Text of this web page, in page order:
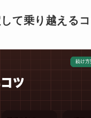
て乗り越える